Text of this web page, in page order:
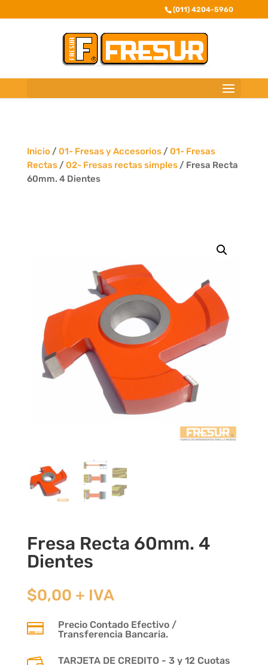
(011) 4204-5960
Inicio/ 01- Fresas y Accesorios/ 01- Fresas
Rectas/ 02- Fresas rectas simples/ Fresa Recta
60mm. 4 Dientes
Fresa Recta 60mm. 4
Dientes
$0,00 + IVA

Precio Contado Efectivo /
Transferencia Bancaria.
TARJETA DE CREDITO - 3 y 12 Cuotas